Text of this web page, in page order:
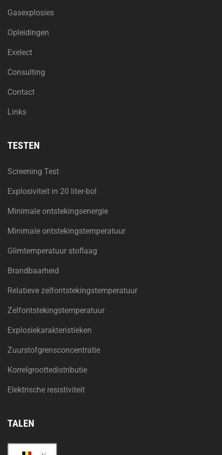
Gasexplosies
Opleidingen
Exelect
Consulting
Contact
Links
TESTEN
Screening Test
Explosiviteit in 20 liter-bol
Minimale ontstekingsenergie
Minimale ontstekingstemperatuur
Glimtemperatuur stoflaag
Brandbaarheid
Relatieve zelfontstekingstemperatuur
Zelfontstekingstemperatuur
Explosiekarakteristieken
Zuurstofgrensconcentratie
Korrelgroottedistributie
Elektrische resistiviteit
TALEN